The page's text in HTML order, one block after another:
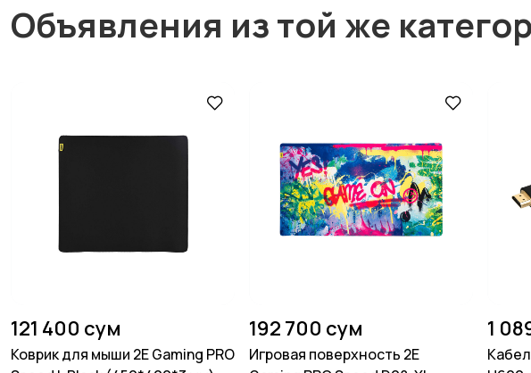
Объявления из той же
121 400 сум
Коврик для мыши 2E Gaming PRO
192 700 сум
Игровая поверхность 2E
1